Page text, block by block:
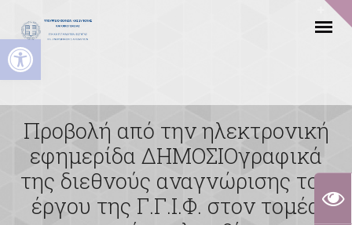
Ανοίξτε τη γραμμή εργαλείων
Προβολή από την ηλεκτρονική
εφημερίδα ΔΗΜΟΣΙΟγραφικά
της διεθνούς αναγνώρισης του
έργου της Γ.Γ.Ι.Φ. στον τομέα